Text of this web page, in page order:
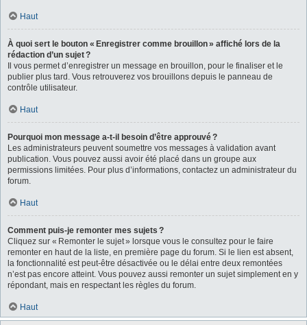
Haut
À quoi sert le bouton « Enregistrer comme brouillon » affiché lors de la
rédaction d’un sujet ?
Il vous permet d’enregistrer un message en brouillon, pour le finaliser et le
publier plus tard. Vous retrouverez vos brouillons depuis le panneau de
contrôle utilisateur.
Haut
Pourquoi mon message a-t-il besoin d’être approuvé ?
Les administrateurs peuvent soumettre vos messages à validation avant
publication. Vous pouvez aussi avoir été placé dans un groupe aux
permissions limitées. Pour plus d’informations, contactez un administrateur du
forum.
Haut
Comment puis-je remonter mes sujets ?
Cliquez sur « Remonter le sujet » lorsque vous le consultez pour le faire
remonter en haut de la liste, en première page du forum. Si le lien est absent,
la fonctionnalité est peut-être désactivée ou le délai entre deux remontées
n’est pas encore atteint. Vous pouvez aussi remonter un sujet simplement en y
répondant, mais en respectant les règles du forum.
Haut